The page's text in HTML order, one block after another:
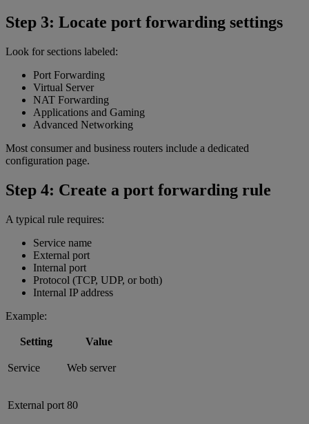
Step 3: Locate port forwarding settings
Look for sections labeled:
Port Forwarding
Virtual Server
NAT Forwarding
Applications and Gaming
Advanced Networking
Most consumer and business routers include a dedicated
configuration page.
Step 4: Create a port forwarding rule
A typical rule requires:
Service name
External port
Internal port
Protocol (TCP, UDP, or both)
Internal IP address
Example:
Setting Value
Service Web server
External port 80